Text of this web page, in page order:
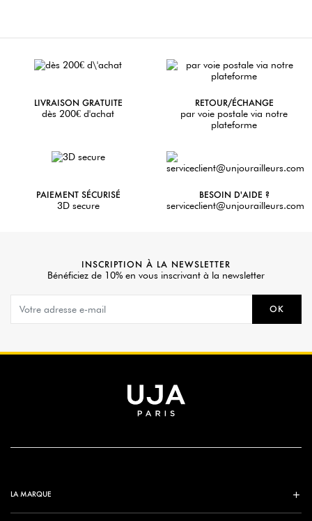
LIVRAISON GRATUITE
dès 200€ d'achat
RETOUR/ÉCHANGE
par voie postale via notre
plateforme
PAIEMENT SÉCURISÉ
3D secure
BESOIN D'AIDE ?
serviceclient@unjourailleurs.com
INSCRIPTION À LA NEWSLETTER
Bénéficiez de 10% en vous inscrivant à la newsletter
OK
LA MARQUE